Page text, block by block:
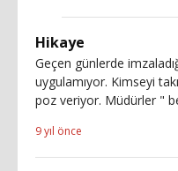
Hikaye
Geçen günlerde
uygulamıyor. Kimseyi
poz veriyor. Müdürler "
9 yıl önce